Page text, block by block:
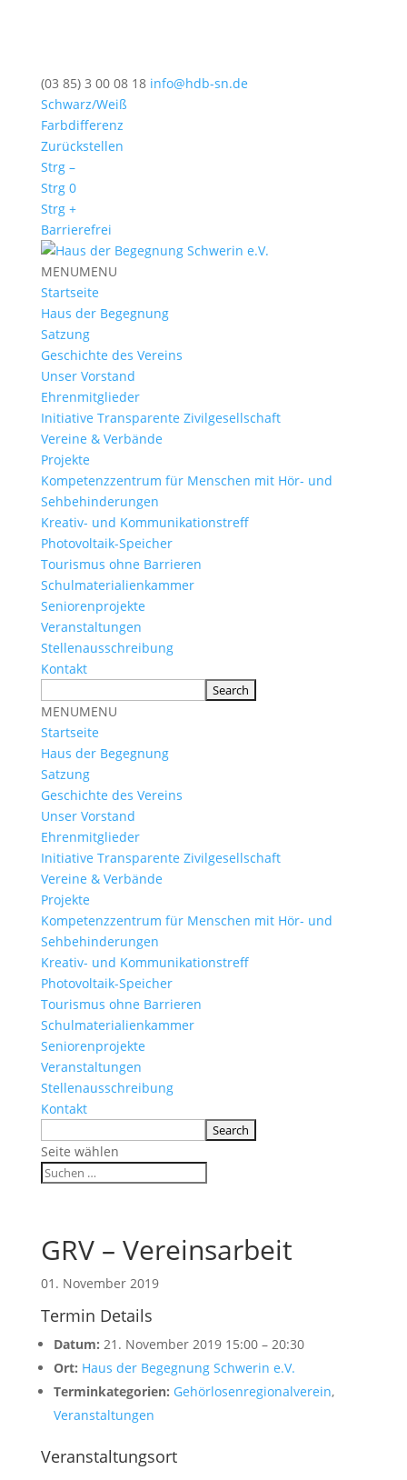
(03 85) 3 00 08 18 info@hdb-sn.de
Schwarz/Weiß
Farbdifferenz
Zurückstellen
Strg –
Strg 0
Strg +
Barrierefrei
MENUMENU
Startseite
Haus der Begegnung
Satzung
Geschichte des Vereins
Unser Vorstand
Ehrenmitglieder
Initiative Transparente Zivilgesellschaft
Vereine & Verbände
Projekte
Kompetenzzentrum für Menschen mit Hör- und
Sehbehinderungen
Kreativ- und Kommunikationstreff
Photovoltaik-Speicher
Tourismus ohne Barrieren
Schulmaterialienkammer
Seniorenprojekte
Veranstaltungen
Stellenausschreibung
Kontakt
MENUMENU
Startseite
Haus der Begegnung
Satzung
Geschichte des Vereins
Unser Vorstand
Ehrenmitglieder
Initiative Transparente Zivilgesellschaft
Vereine & Verbände
Projekte
Kompetenzzentrum für Menschen mit Hör- und
Sehbehinderungen
Kreativ- und Kommunikationstreff
Photovoltaik-Speicher
Tourismus ohne Barrieren
Schulmaterialienkammer
Seniorenprojekte
Veranstaltungen
Stellenausschreibung
Kontakt
Seite wählen
GRV – Vereinsarbeit
01. November 2019
Termin Details
Datum: 21. November 2019 15:00– 20:30
Ort: Haus der Begegnung Schwerin e.V.
Terminkategorien: Gehörlosenregionalverein,
Veranstaltungen
Veranstaltungsort